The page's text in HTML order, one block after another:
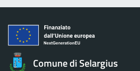
Comune di Selargius